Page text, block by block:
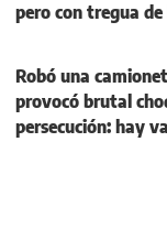
pero con tregua
Robó una
provocó brutal
persecución: hay